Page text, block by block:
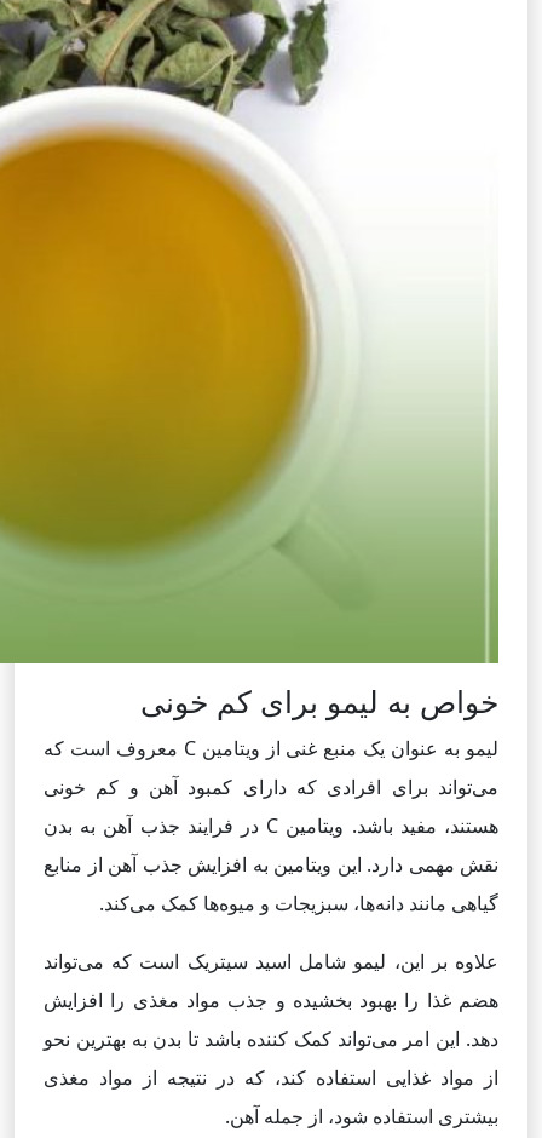
خواص به لیمو برای کم خونی
لیمو به عنوان یک منبع غنی از ویتامین C معروف است که
می‌تواند برای افرادی که دارای کمبود آهن و کم خونی
هستند، مفید باشد. ویتامین C در فرایند جذب آهن به بدن
نقش مهمی دارد. این ویتامین به افزایش جذب آهن از منابع
گیاهی مانند دانه‌ها، سبزیجات و میوه‌ها کمک می‌کند.
علاوه بر این، لیمو شامل اسید سیتریک است که می‌تواند
هضم غذا را بهبود بخشیده و جذب مواد مغذی را افزایش
دهد. این امر می‌تواند کمک کننده باشد تا بدن به بهترین نحو
از مواد غذایی استفاده کند، که در نتیجه از مواد مغذی
بیشتری استفاده شود، از جمله آهن.